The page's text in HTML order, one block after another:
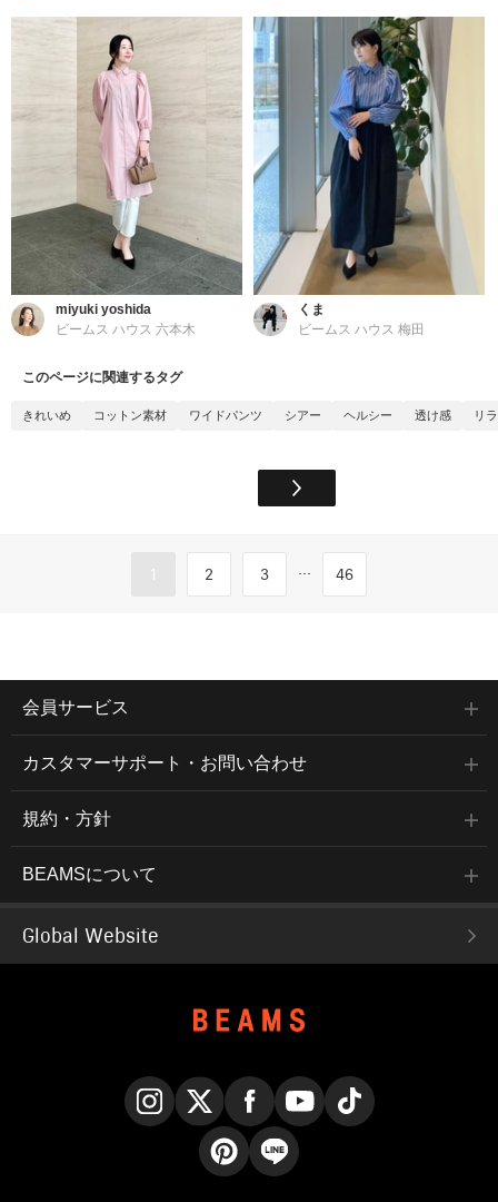
miyuki yoshida
ビームス ハウス 六本木
くま
ビームス ハウス 梅田
このページに関連するタグ
きれいめ コットン素材 ワイドパンツ シアー ヘルシー 透け感 リ
1 2 3 ... 46
会員サービス
カスタマーサポート・お問い合わせ
規約・方針
BEAMSについて
Global Website